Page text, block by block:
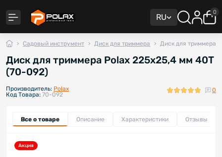
RU
0
Садовый инструмент Диск для триммера Диск для триммера
Диск для триммера Polax 225х25,4 мм 40Т
(70-092)
Производитель: Polax
Код Товара: 70-092
0
Все о товаре Описание Характеристики Отзывы
Акция